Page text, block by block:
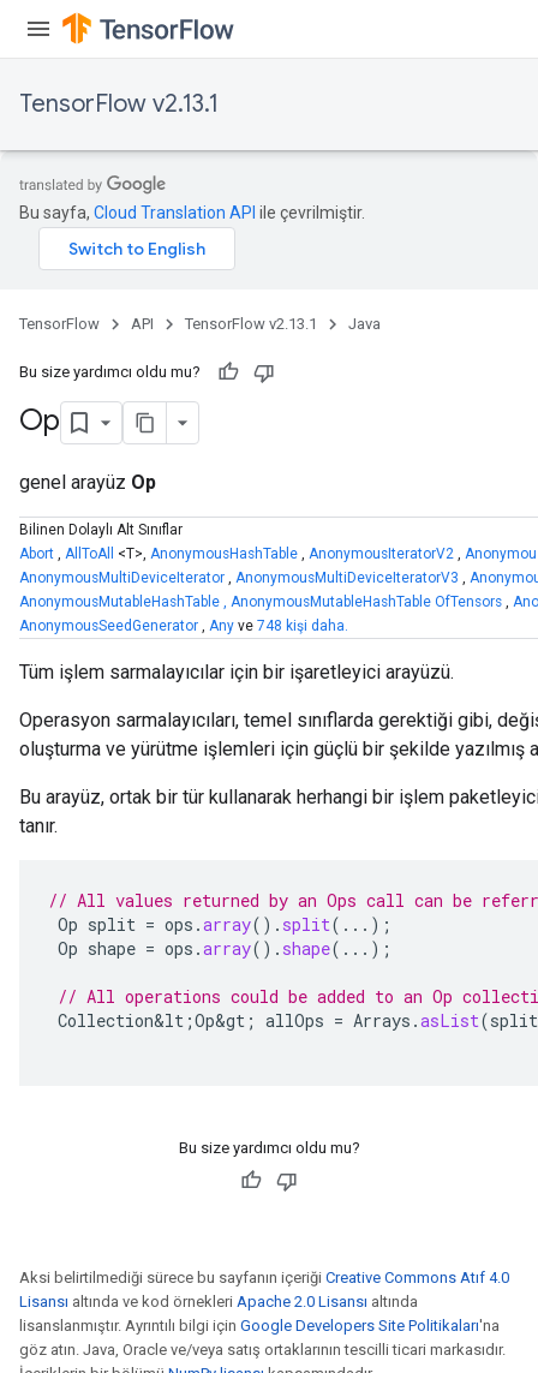
TensorFlow v2.13.1
Bu sayfa, Cloud Translation API ile çevrilmiştir.
TensorFlow API TensorFlow v2.13.1 Java
Bu size yardımcı oldu mu?
Op
genel arayüz Op
Bilinen Dolaylı Alt Sınıflar
Abort , AllToAll <T>, AnonymousHashTable , AnonymousIteratorV2 ,
AnonymousMultiDeviceIterator , AnonymousMultiDeviceIteratorV3 ,
AnonymousMutableHashTable , AnonymousMutableHashTable OfTensors ,
AnonymousSeedGenerator , Any ve 748 kişi daha.
Tüm işlem sarmalayıcılar için bir işaretleyici arayüzü.
Operasyon sarmalayıcıları, temel sınıflarda gerektiği gibi,
oluşturma ve yürütme işlemleri için güçlü bir şekilde yazılmış
Bu arayüz, ortak bir tür kullanarak herhangi bir işlem
tanır.
// All values returned by an Ops call can be
Op split = ops .array(). split(...);
Op shape = ops .array(). shape(...);
// All operations could be added to an Op
Collection&lt ;Op&gt ; allOps = Arrays .asList(split
Bu size yardımcı oldu mu?
Aksi belirtilmediği sürece bu sayfanın içeriği Creative Commons Atıf 4.0
Lisansı altında ve kod örnekleri Apache 2.0 Lisansı altında
lisanslanmıştır. Ayrıntılı bilgi için Google Developers Site Politikaları'na
göz atın. Java, Oracle ve/veya satış ortaklarının tescilli ticari markasıdır.